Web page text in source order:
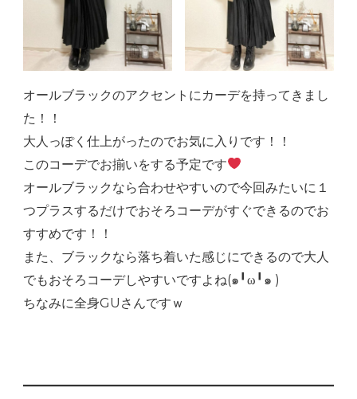
オールブラックのアクセントにカーデを持ってきまし
た！！
大人っぽく仕上がったのでお気に入りです！！
このコーデでお揃いをする予定です
オールブラックなら合わせやすいので今回みたいに１
つプラスするだけでおそろコーデがすぐできるのでお
すすめです！！
また、ブラックなら落ち着いた感じにできるので大人
でもおそろコーデしやすいですよね(๑╹ω╹๑ )
ちなみに全身GUさんですｗ